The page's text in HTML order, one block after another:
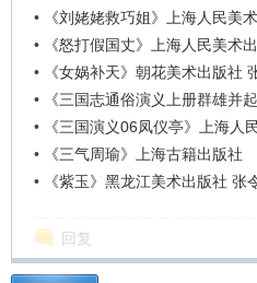
•
《刘姥姥救巧姐》上海人民美
•
《怒打假国丈》上海人民美术
•
《女娲补天》朝花美术出版社
•
《三国志通俗演义上册群雄并
•
《三国演义06凤仪亭》上海人
•
《三气周瑜》上海古籍出版社
•
《紫玉》黑龙江美术出版社 张
回复